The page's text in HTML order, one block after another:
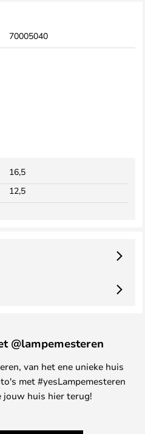
70005040
16,5
12,5
@lampemesteren
van het ene unieke huis
met #yesLampemesteren
jouw huis hier terug!